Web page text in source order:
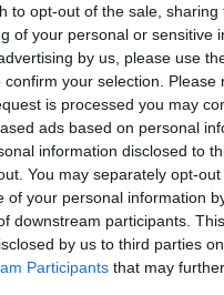
to opt-out of the sale,
of your personal or sensitive
by us, please use
confirm your selection. Please
is processed you may
ads based on personal
information disclosed to
You may separately opt-
of your personal information
downstream participants.
by us to third parties
Participants that may
di tempi moderni
mamme non dicono
è aggressivo
conosciuto!
e sbalzi d’umore
un amico a teatro​
di rispetto